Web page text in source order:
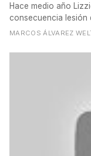
Hace medio año
consecuencia lesión
MARCOS ÁLVAREZ